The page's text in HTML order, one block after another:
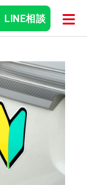
LINE相談